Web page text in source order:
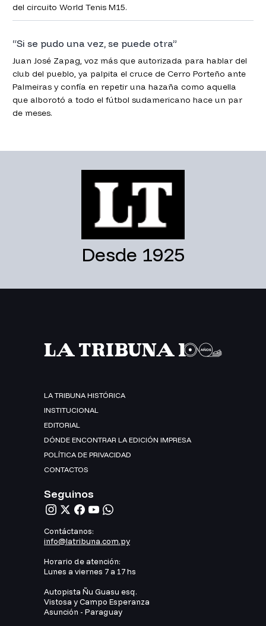
del circuito World Tenis M15.
“Si se pudo una vez, se puede otra”
Juan José Zapag, voz más que autorizada para hablar del
club del pueblo, ya palpita el cruce de Cerro Porteño ante
Palmeiras y confía en repetir una hazaña como aquella
que alborotó a todo el fútbol sudamericano hace un par
de meses.
Desde 1925
LA TRIBUNA HISTÓRICA
INSTITUCIONAL
EDITORIAL
DÓNDE ENCONTRAR LA EDICIÓN IMPRESA
POLÍTICA DE PRIVACIDAD
CONTACTOS
Seguinos
Contáctanos:
info@latribuna.com.py
Horario de atención:
Lunes a viernes 7 a 17 hs
Autopista Ñu Guasu esq.
Vistosa y Campo Esperanza
Asunción - Paraguay